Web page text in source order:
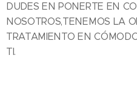
DUDES EN PONERTE EN
NOSOTROS,TENEMOS LA
TRATAMIENTO EN
TI.